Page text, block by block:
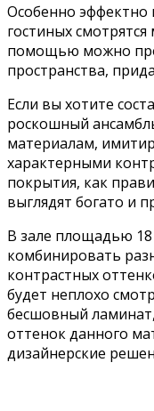
Особенно эффектно
гостиных
помощью можно
пространства,
Если вы хотите
роскошный
материалам,
характерными
покрытия, как
выглядят богато и
В зале площадью
комбинировать
контрастных
будет неплохо
бесшовный
оттенок данного
дизайнерские